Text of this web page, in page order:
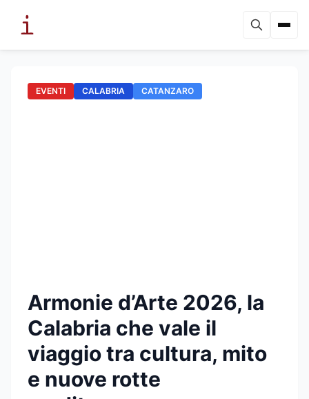
EVENTI CALABRIA CATANZARO
Armonie d’Arte 2026, la
Calabria che vale il
viaggio tra cultura, mito
e nuove rotte